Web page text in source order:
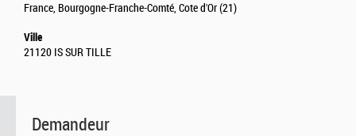
France, Bourgogne-Franche-Comté, Cote d'Or (21)
Ville
21120 IS SUR TILLE
Demandeur